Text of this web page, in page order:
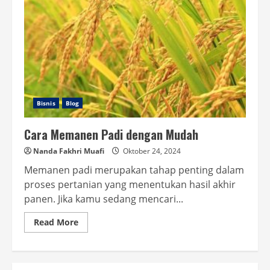
Bisnis Blog
Cara Memanen Padi dengan Mudah
Nanda Fakhri Muafi Oktober 24, 2024
Memanen padi merupakan tahap penting dalam
proses pertanian yang menentukan hasil akhir
panen. Jika kamu sedang mencari...
Read MoreRead
more